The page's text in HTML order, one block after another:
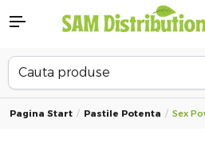
Pagina Start Pastile Potenta Sex